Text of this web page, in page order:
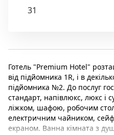
31
Готель "Premium Hotel"
від підйомника 1R, і в
підйомника №2. До послуг
стандарт, напівлюкс, люкс і
ліжком, шафою, робочим
електричним чайником,
екраном. Ванна кімната з